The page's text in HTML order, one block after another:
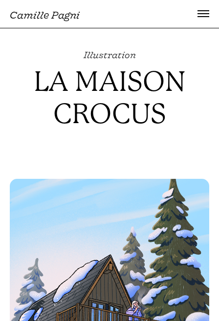
Camille Pagni
Illustration
LA MAISON
CROCUS